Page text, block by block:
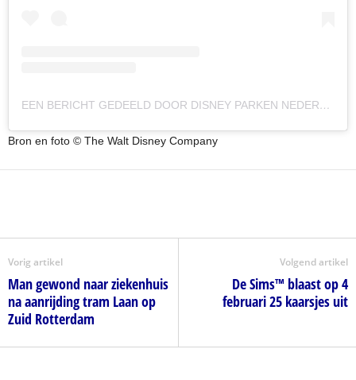
EEN BERICHT GEDEELD DOOR DISNEY PARKEN NEDERLAND (@DISNEYPARKEN)
Bron en foto © The Walt Disney Company
Vorig artikel
Man gewond naar ziekenhuis
na aanrijding tram Laan op
Zuid Rotterdam
Volgend artikel
De Sims™ blaast op 4
februari 25 kaarsjes uit